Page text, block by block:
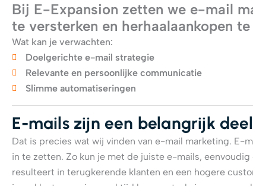
Bij E-Expansion zetten we e-mail
te versterken en herhaalaankopen
Wat kan je verwachten:
Doelgerichte e-mail strategie
Relevante en persoonlijke communicatie
Slimme automatiseringen
E-mails zijn een belangrijk
Dat is precies wat wij vinden van e-mail marketing. E-
in te zetten. Zo kun je met de juiste e-mails,
resulteert in terugkerende klanten en een hogere